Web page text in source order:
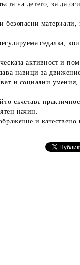
на детето, за да
безопасни
седалка,
активност и
навици за
и социални умения,
съчетава
начин.
и